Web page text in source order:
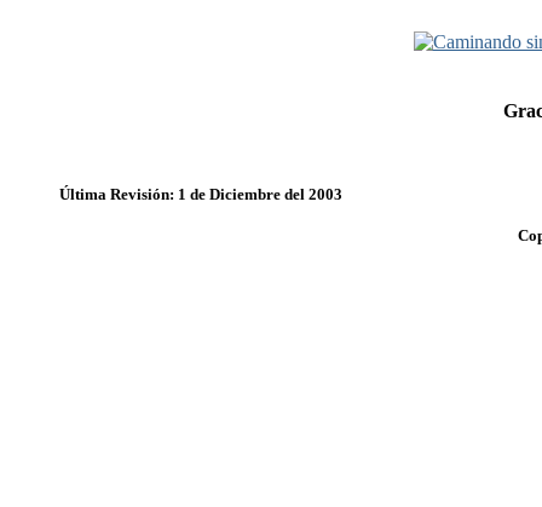
Última Revisión: 1 de Diciembre del 2003